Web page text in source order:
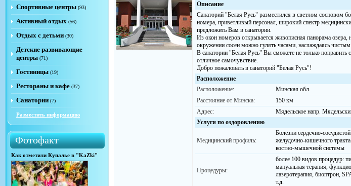
Спортивные центры (93)
Активный отдых (56)
Отдых с детьми (30)
Детские развивающие
центры (71)
Гостиницы (19)
Рестораны и кафе (37)
Санатории (7)
Разместить информацию
Фотофакт
Как отметили Купалье в "KaZki"
Описание
Санаторий "Белая Русь" разместился в светлом сосновом
номера, приветливый персонал, широкий спектр
предложить Вам в санатории.
Из окон номеров открывается живописная панорама
окружении сосен можно гулять часами, наслаждаясь
В санатории "Белая Русь" Вы сможете не только поправить
отличное самочувствие.
Добро пожаловать в санаторий "Белая Русь"!
Расположение
Расположение:
Минская обл.
Расстояние от Минска:
150 км
Адрес:
Мядельское напр.
Услуги по оздоровлению
Медицинский профиль:
Болезни сердечно-
желудочно-кишечного тракта
костно-мышечной системы
Процедуры:
более 100 видов процедур:
мануальная терапия,
лазеротерапия, биоптрон,
т.д.